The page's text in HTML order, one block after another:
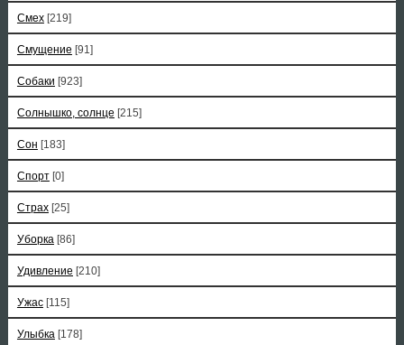
Смех [219]
Смущение [91]
Собаки [923]
Солнышко, солнце [215]
Сон [183]
Спорт [0]
Страх [25]
Уборка [86]
Удивление [210]
Ужас [115]
Улыбка [178]